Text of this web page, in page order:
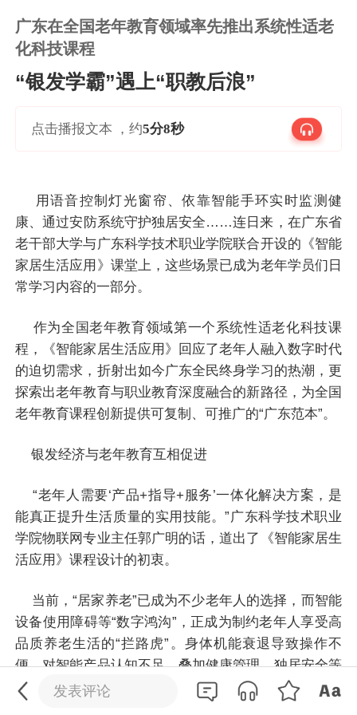
广东在全国老年教育领域率先推出系统性适老
化科技课程
“银发学霸”遇上“职教后浪”
点击播报文本 ，约5分8秒
用语音控制灯光窗帘、依靠智能手环实时监测健
康、通过安防系统守护独居安全……连日来，在广东省
老干部大学与广东科学技术职业学院联合开设的《智能
家居生活应用》课堂上，这些场景已成为老年学员们日
常学习内容的一部分。
作为全国老年教育领域第一个系统性适老化科技课
程，《智能家居生活应用》回应了老年人融入数字时代
的迫切需求，折射出如今广东全民终身学习的热潮，更
探索出老年教育与职业教育深度融合的新路径，为全国
老年教育课程创新提供可复制、可推广的“广东范本”。
银发经济与老年教育互相促进
“老年人需要‘产品+指导+服务’一体化解决方案，是
能真正提升生活质量的实用技能。”广东科学技术职业
学院物联网专业主任郭广明的话，道出了《智能家居生
活应用》课程设计的初衷。
当前，“居家养老”已成为不少老年人的选择，而智能
设备使用障碍等“数字鸿沟”，正成为制约老年人享受高
品质养老生活的“拦路虎”。身体机能衰退导致操作不
便、对智能产品认知不足，叠加健康管理、独居安全等
现实痛点，让部分老年人难以充分享受科技发展红利。
发表评论
0/200
发送